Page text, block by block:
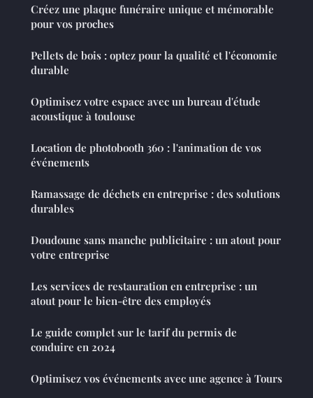
Créez une plaque funéraire unique et mémorable
pour vos proches
Pellets de bois : optez pour la qualité et l'économie
durable
Optimisez votre espace avec un bureau d'étude
acoustique à toulouse
Location de photobooth 360 : l'animation de vos
événements
Ramassage de déchets en entreprise : des solutions
durables
Doudoune sans manche publicitaire : un atout pour
votre entreprise
Les services de restauration en entreprise : un
atout pour le bien-être des employés
Le guide complet sur le tarif du permis de
conduire en 2024
Optimisez vos événements avec une agence à Tours